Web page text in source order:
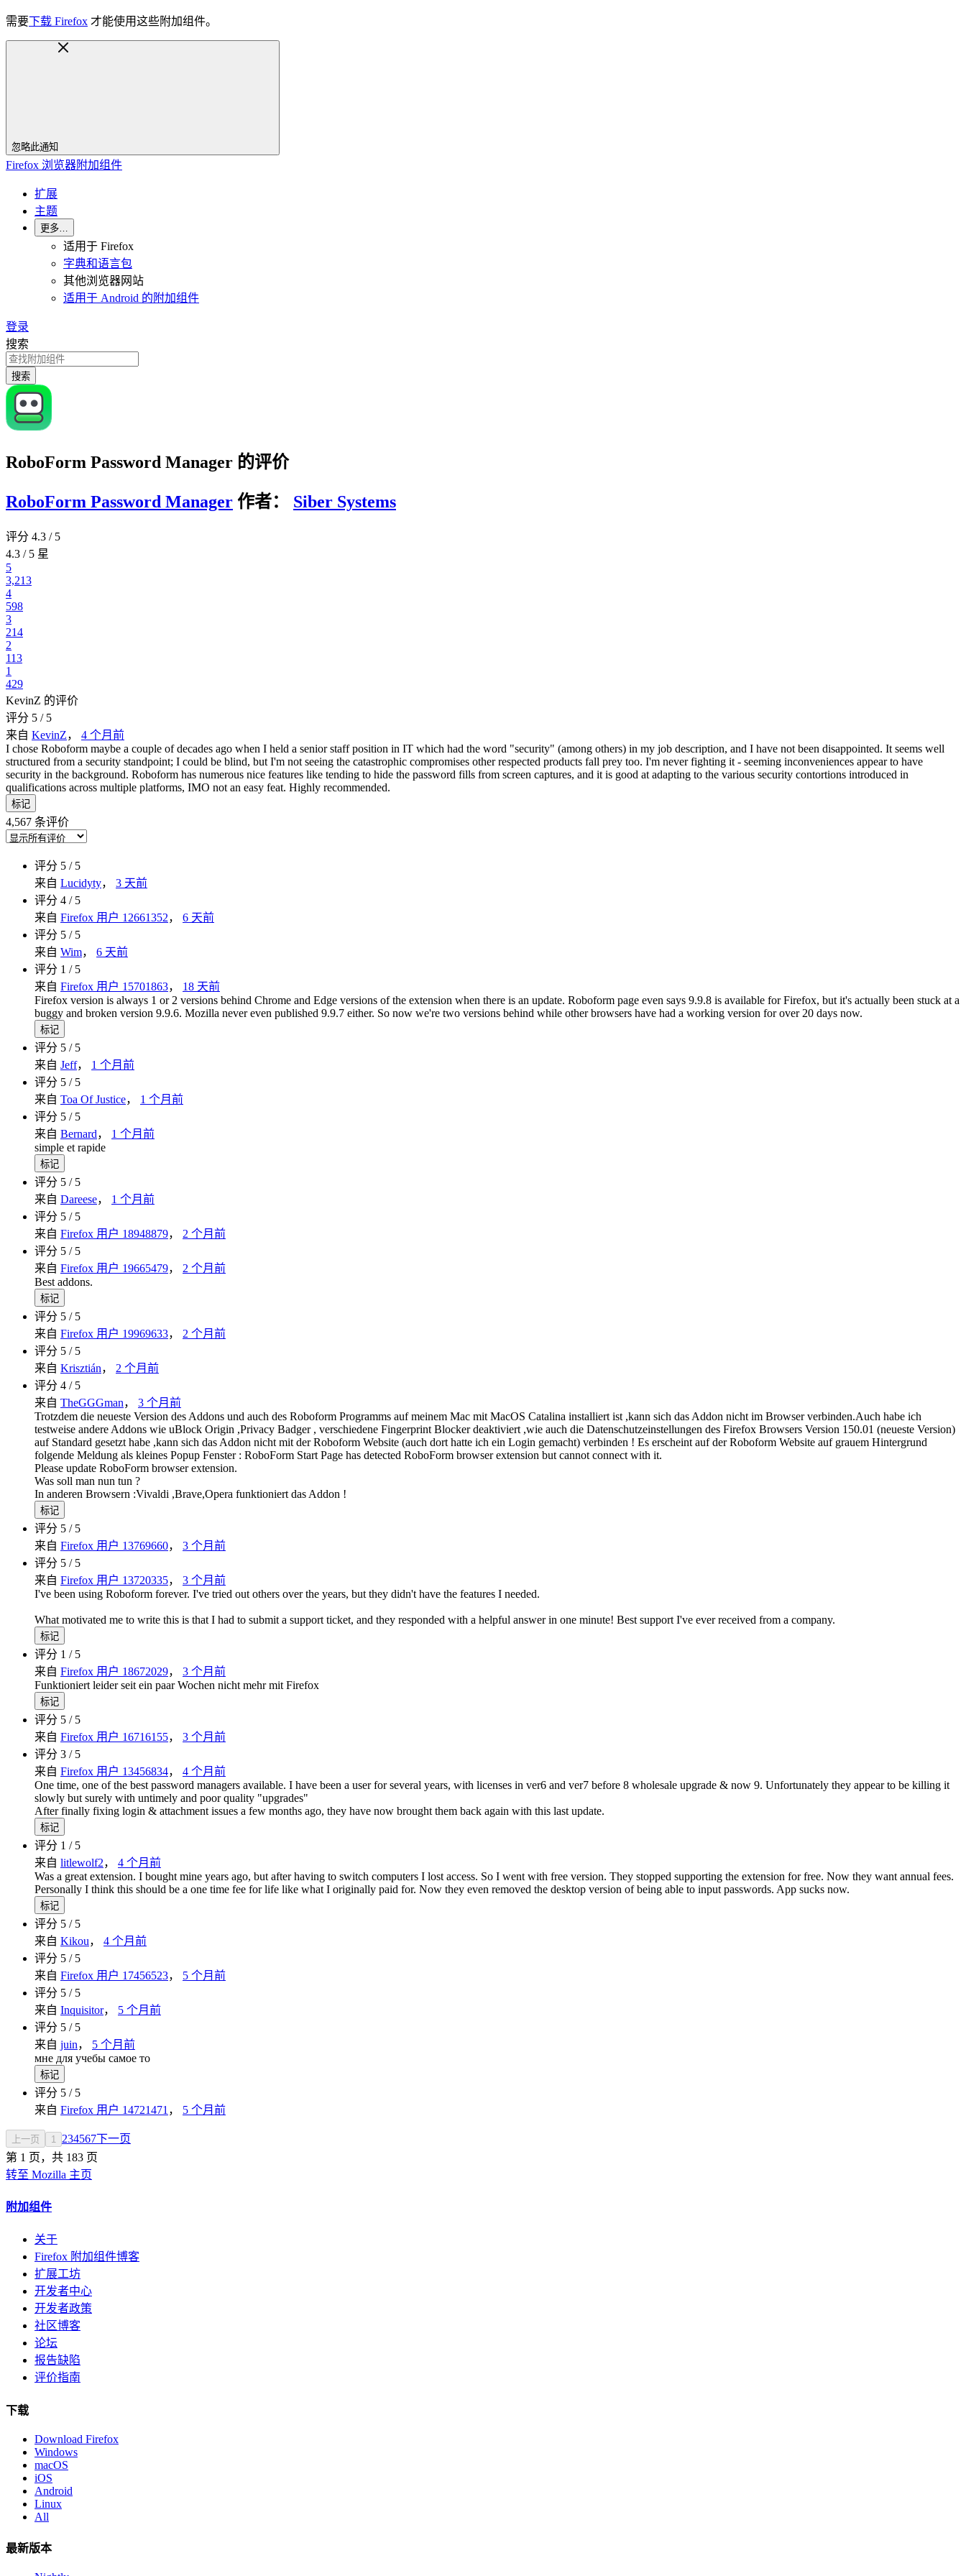
需要下载 Firefox 才能使用这些附加组件。
忽略此通知
Firefox 浏览器附加组件
扩展
主题
更多…
适用于 Firefox
字典和语言包
其他浏览器网站
适用于 Android 的附加组件
登录
搜索
搜索
RoboForm Password Manager 的评价
RoboForm Password Manager 作者： Siber Systems
评分 4.3 / 5
4.3 / 5 星
5
3,213
4
598
3
214
2
113
1
429
KevinZ 的评价
评分 5 / 5
来自 KevinZ， 4 个月前
I chose Roboform maybe a couple of decades ago when I held a senior staff position in IT which had the word "security" (among others) in my job description, and I have not been disappointed. It seems well
structured from a security standpoint; I could be blind, but I'm not seeing the catastrophic compromises other respected products fall prey too. I'm never fighting it - seeming inconveniences appear to have
security in the background. Roboform has numerous nice features like tending to hide the password fills from screen captures, and it is good at adapting to the various security contortions introduced in
qualifications across multiple platforms, IMO not an easy feat. Highly recommended.
标记
4,567 条评价
评分 5 / 5
来自 Lucidyty， 3 天前
评分 4 / 5
来自 Firefox 用户 12661352， 6 天前
评分 5 / 5
来自 Wim， 6 天前
评分 1 / 5
来自 Firefox 用户 15701863， 18 天前
Firefox version is always 1 or 2 versions behind Chrome and Edge versions of the extension when there is an update. Roboform page even says 9.9.8 is available for Firefox, but it's actually been stuck at a
buggy and broken version 9.9.6. Mozilla never even published 9.9.7 either. So now we're two versions behind while other browsers have had a working version for over 20 days now.
标记
评分 5 / 5
来自 Jeff， 1 个月前
评分 5 / 5
来自 Toa Of Justice， 1 个月前
评分 5 / 5
来自 Bernard， 1 个月前
simple et rapide
标记
评分 5 / 5
来自 Dareese， 1 个月前
评分 5 / 5
来自 Firefox 用户 18948879， 2 个月前
评分 5 / 5
来自 Firefox 用户 19665479， 2 个月前
Best addons.
标记
评分 5 / 5
来自 Firefox 用户 19969633， 2 个月前
评分 5 / 5
来自 Krisztián， 2 个月前
评分 4 / 5
来自 TheGGGman， 3 个月前
Trotzdem die neueste Version des Addons und auch des Roboform Programms auf meinem Mac mit MacOS Catalina installiert ist ,kann sich das Addon nicht im Browser verbinden.Auch habe ich
testweise andere Addons wie uBlock Origin ,Privacy Badger , verschiedene Fingerprint Blocker deaktiviert ,wie auch die Datenschutzeinstellungen des Firefox Browsers Version 150.01 (neueste Version)
auf Standard gesetzt habe ,kann sich das Addon nicht mit der Roboform Website (auch dort hatte ich ein Login gemacht) verbinden ! Es erscheint auf der Roboform Website auf grauem Hintergrund
folgende Meldung als kleines Popup Fenster : RoboForm Start Page has detected RoboForm browser extension but cannot connect with it.
Please update RoboForm browser extension.
Was soll man nun tun ?
In anderen Browsern :Vivaldi ,Brave,Opera funktioniert das Addon !
标记
评分 5 / 5
来自 Firefox 用户 13769660， 3 个月前
评分 5 / 5
来自 Firefox 用户 13720335， 3 个月前
I've been using Roboform forever. I've tried out others over the years, but they didn't have the features I needed.
What motivated me to write this is that I had to submit a support ticket, and they responded with a helpful answer in one minute! Best support I've ever received from a company.
标记
评分 1 / 5
来自 Firefox 用户 18672029， 3 个月前
Funktioniert leider seit ein paar Wochen nicht mehr mit Firefox
标记
评分 5 / 5
来自 Firefox 用户 16716155， 3 个月前
评分 3 / 5
来自 Firefox 用户 13456834， 4 个月前
One time, one of the best password managers available. I have been a user for several years, with licenses in ver6 and ver7 before 8 wholesale upgrade & now 9. Unfortunately they appear to be killing it
slowly but surely with untimely and poor quality "upgrades"
After finally fixing login & attachment issues a few months ago, they have now brought them back again with this last update.
标记
评分 1 / 5
来自 litlewolf2， 4 个月前
Was a great extension. I bought mine years ago, but after having to switch computers I lost access. So I went with free version. They stopped supporting the extension for free. Now they want annual fees.
Personally I think this should be a one time fee for life like what I originally paid for. Now they even removed the desktop version of being able to input passwords. App sucks now.
标记
评分 5 / 5
来自 Kikou， 4 个月前
评分 5 / 5
来自 Firefox 用户 17456523， 5 个月前
评分 5 / 5
来自 Inquisitor， 5 个月前
评分 5 / 5
来自 juin， 5 个月前
мне для учебы самое то
标记
评分 5 / 5
来自 Firefox 用户 14721471 ， 5 个月前
上一页 1 234567下一页
第 1 页，共 183 页
转至 Mozilla 主页
附加组件
关于
Firefox 附加组件博客
扩展工坊
开发者中心
开发者政策
社区博客
论坛
报告缺陷
评价指南
下载
Download Firefox
Windows
macOS
iOS
Android
Linux
All
最新版本